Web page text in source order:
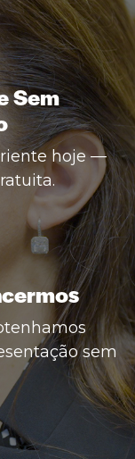
Sem
hoje —
sem